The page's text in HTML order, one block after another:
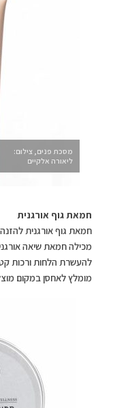
מסכת פנים, צילום:
ליאורה אלקיים
חמאת גוף אורגנית
חמאת גוף אורגנית
מכילה חמאת שיאה
להעשרת הלחות ורכות
מומלץ לאחסן במקום